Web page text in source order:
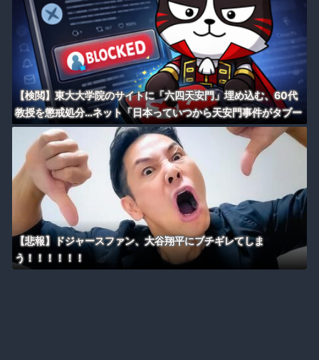
【検閲】東大大学院のサイトに「六四天安門」埋め込む、60代
教授を懲戒処分…ネット「日本っていつから天安門事件がタブー
になったの？」
【悲報】ドジャースファン、大谷翔平にブチギレてしま
う！！！！！！